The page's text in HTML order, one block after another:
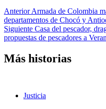
AnteriorArmada de Colombia
departamentos de Chocó y
Siguiente Casa del pescador,
propuestas de pescadores a
Más historias
Justicia